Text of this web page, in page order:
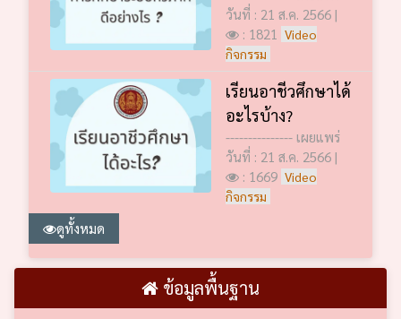
วันที่ : 21 ส.ค. 2566 |
: 1821
Video
กิจกรรม
เรียนอาชีวศึกษาได้
อะไรบ้าง?
--------------- เผยแพร่
วันที่ : 21 ส.ค. 2566 |
: 1669 Video
กิจกรรม
ดูทั้งหมด
ข้อมูลพื้นฐาน